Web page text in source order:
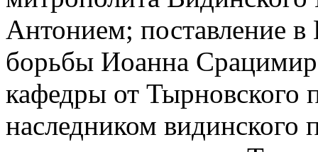
Антонием; поставление в
борьбы Иоанна
кафедры от Тырновского
наследником видинского